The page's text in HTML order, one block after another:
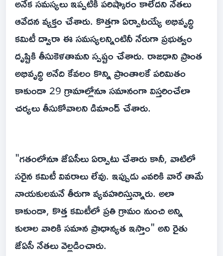
ఆవేదన వ్యక్తం చేశారు. కొత్తగా ఏర్పాటయ్యే అభివృద్ధి
కమిటీ ద్వారా ఈ సమస్యలన్నింటినీ నేరుగా ప్రభుత్వం
దృష్టికి తీసుకెళతామని స్పష్టం చేశారు. రాజధాని ప్రాంత
అభివృద్ధి అనేది కేవలం కొన్ని ప్రాంతాలకే పరిమితం
కాకుండా 29 గ్రామాల్లోనూ సమానంగా విస్తరించేలా
చర్యలు తీసుకోవాలని డిమాండ్ చేశారు.
"గతంలోనూ జేఏసీలు ఏర్పాటు చేశారు కానీ, వాటిలో
సరైన కమిటీ వివరాలు లేవు. ఇప్పుడు ఎవరికి వారే తామే
నాయకులమనే తీరుగా వ్యవహరిస్తున్నారు. అలా
కాకుండా, కొత్త కమిటీలో ప్రతి గ్రామం నుంచి అన్ని
కులాల వారికి సమాన ప్రాధాన్యత ఇస్తాం" అని రైతు
జేఏసీ నేతలు వెల్లడించారు.